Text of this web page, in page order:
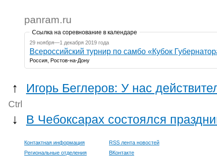
panram.ru
Ссылка на соревнование в календаре
29 ноября—1 декабря 2019 года
Всероссийский турнир по самбо «Кубок
Россия, Ростов-на-Дону
↑ Игорь Беглеров: У нас
Ctrl
↓ В Чебоксарах состоялся
Контактная информация
Региональные отделения
RSS лента новостей
ВКонтакте